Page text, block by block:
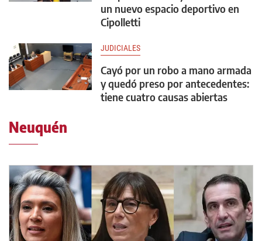
un nuevo espacio deportivo en
Cipolletti
JUDICIALES
Cayó por un robo a mano armada
y quedó preso por antecedentes:
tiene cuatro causas abiertas
Neuquén